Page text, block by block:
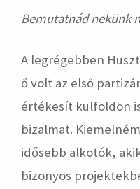
Bemutatnád nekünk
A legrégebben
ő volt az első
értékesít külföldön
bizalmat.
idősebb alkotók,
bizonyos